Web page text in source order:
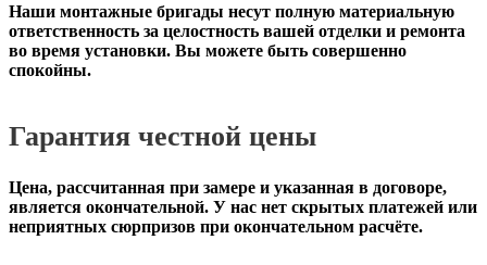
Наши монтажные бригады несут полную материальную
ответственность за целостность вашей отделки и ремонта
во время установки. Вы можете быть совершенно
спокойны.
Гарантия честной цены
Цена, рассчитанная при замере и указанная в договоре,
является окончательной. У нас нет скрытых платежей или
неприятных сюрпризов при окончательном расчёте.